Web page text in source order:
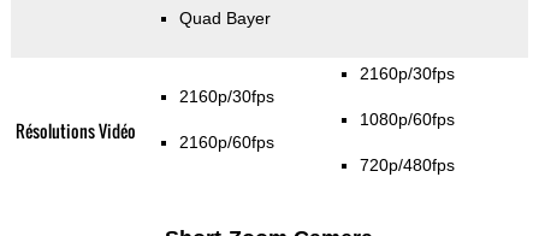
Quad Bayer
Résolutions Vidéo
2160p/30fps
2160p/60fps
2160p/30fps
1080p/60fps
720p/480fps